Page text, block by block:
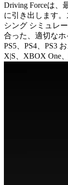
Driving Forceは、
に引き出します
シング シミュレ
合った、適切な
PS5、PS4、PS3
X|S、XBOX One